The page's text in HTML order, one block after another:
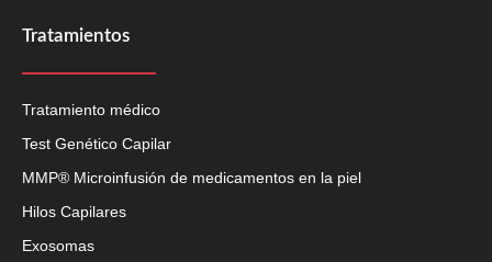
Tratamientos
Tratamiento médico
Test Genético Capilar
MMP® Microinfusión de medicamentos en la piel
Hilos Capilares
Exosomas